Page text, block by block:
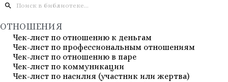
ОТНОШЕНИЯ
Чек-лист по отношению к деньгам
Чек-лист по профессиональным отношениям
Чек-лист по отношению в паре
Чек-лист по коммуникации
Чек-лист по насилия (участник или жертва)